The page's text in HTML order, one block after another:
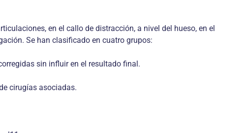
en el callo de distracción, a nivel del hueso, en el
Se han clasificado en cuatro grupos:
sin influir en el resultado final.
cirugías asociadas.